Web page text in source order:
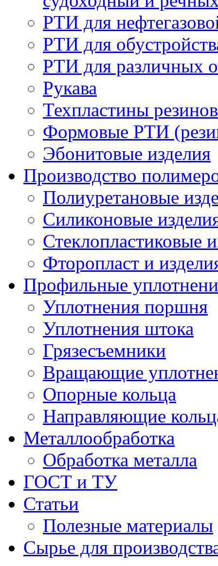
РТИ для
РТИ для
РТИ для различных
Рукава
Техпластины
Формовые РТИ
Эбонитовые изделия
Производство
Полиуретановые
Силиконовые
Стеклопластиковые
Фторопласт и
Профильные
Уплотнения поршня
Уплотнения штока
Грязесъемники
Вращающие
Опорные кольца
Направляющие
Металлообработка
Обработка металла
ГОСТ и ТУ
Статьи
Полезные материалы
Сырье для